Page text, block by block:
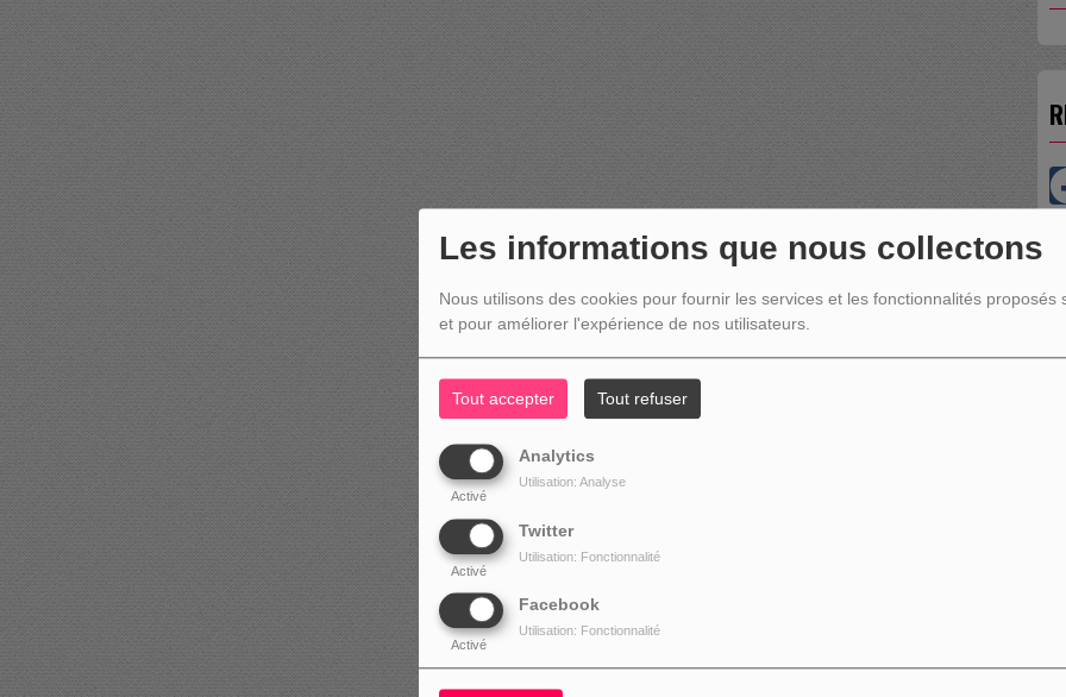
Les informations que nous collectons
Nous utilisons des cookies pour fournir les services et les fonctionnalités proposés
et pour améliorer l'expérience de nos utilisateurs.
Tout accepter Tout refuser
Analytics
Activé
Utilisation: Analyse
Twitter
Activé
Utilisation: Fonctionnalité
Facebook
Activé
Utilisation: Fonctionnalité